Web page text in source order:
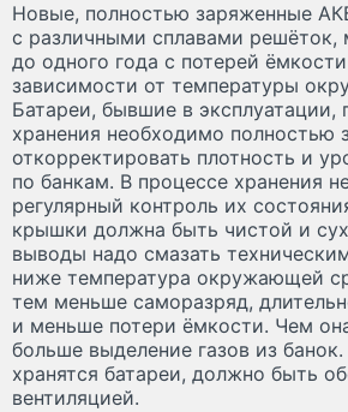
Новые, полностью заряженные
с различными сплавами решёток,
до одного года с потерей
зависимости от температуры
Батареи, бывшие в эксплуатации,
хранения необходимо полностью
откорректировать плотность и
по банкам. В процессе хранения
регулярный контроль их
крышки должна быть чистой и
выводы надо смазать
ниже температура окружающей
тем меньше саморазряд,
и меньше потери ёмкости. Чем
больше выделение газов из
хранятся батареи, должно быть
вентиляцией.